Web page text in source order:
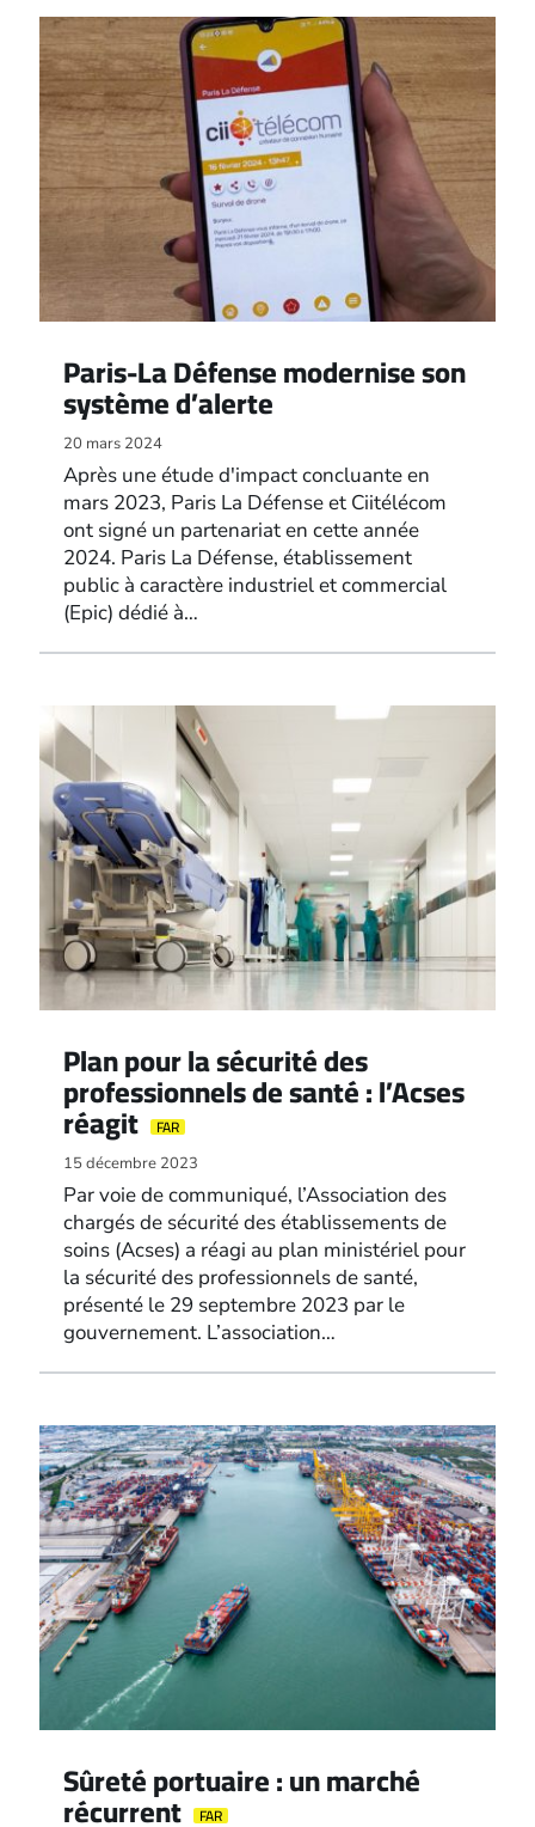
Paris-La Défense modernise son
système d’alerte
20 mars 2024
Après une étude d'impact concluante en
mars 2023, Paris La Défense et Ciitélécom
ont signé un partenariat en cette année
2024. Paris La Défense, établissement
public à caractère industriel et commercial
(Epic) dédié à…
Plan pour la sécurité des
professionnels de santé : l’Acses
réagit FAR
15 décembre 2023
Par voie de communiqué, l’Association des
chargés de sécurité des établissements de
soins (Acses) a réagi au plan ministériel pour
la sécurité des professionnels de santé,
présenté le 29 septembre 2023 par le
gouvernement. L’association…
Sûreté portuaire : un marché
récurrent FAR